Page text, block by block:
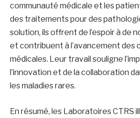
communauté médicale et les
des traitements pour des
solution, ils offrent de l’espoir à de
et contribuent à l’avancement des
médicales. Leur travail souligne
l’innovation et de la collaboration
les maladies rares.
En résumé, les Laboratoires CTRS